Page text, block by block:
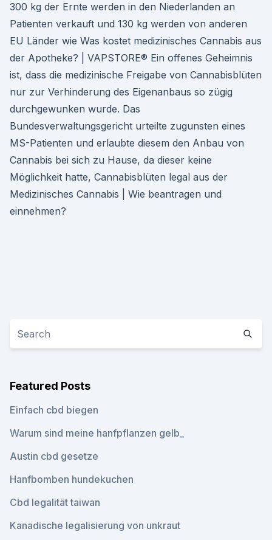
300 kg der Ernte werden in den Niederlanden an
Patienten verkauft und 130 kg werden von anderen
EU Länder wie Was kostet medizinisches Cannabis aus
der Apotheke? | VAPSTORE® Ein offenes Geheimnis
ist, dass die medizinische Freigabe von Cannabisblüten
nur zur Verhinderung des Eigenanbaus so zügig
durchgewunken wurde. Das
Bundesverwaltungsgericht urteilte zugunsten eines
MS-Patienten und erlaubte diesem den Anbau von
Cannabis bei sich zu Hause, da dieser keine
Möglichkeit hatte, Cannabisblüten legal aus der
Medizinisches Cannabis | Wie beantragen und
einnehmen?
Featured Posts
Einfach cbd biegen
Warum sind meine hanfpflanzen gelb_
Austin cbd gesetze
Hanfbomben hundekuchen
Cbd legalität taiwan
Kanadische legalisierung von unkraut